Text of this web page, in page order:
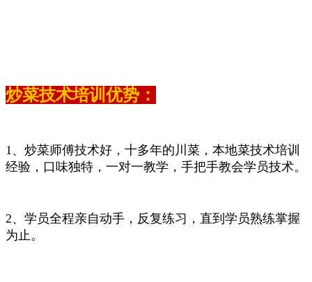
炒菜技术培训优势：
1、炒菜师傅技术好，十多年的川菜，本地菜技术培训
经验，口味独特，一对一教学，手把手教会学员技术。
2、学员全程亲自动手，反复练习，直到学员熟练掌握
为止。